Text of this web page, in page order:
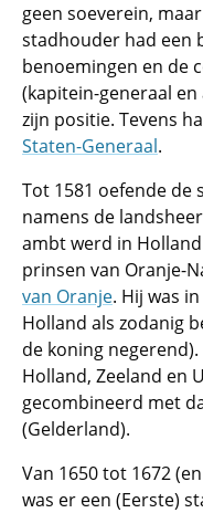
geen soeverein,
stadhouder had een
benoemingen en de
(kapitein-generaal
zijn positie. Tevens
Staten-Generaal.
Tot 1581 oefende de
namens de
ambt werd in
prinsen van Oranje-
van Oranje. Hij was
Holland als zodanig
de koning
Holland, Zeeland en
gecombineerd met
(Gelderland).
Van 1650 tot 1672
was er een (Eerste)